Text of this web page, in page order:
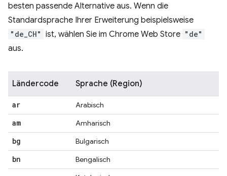
besten passende Alternative aus. Wenn die
Standardsprache Ihrer Erweiterung beispielsweise
"de_CH" ist, wählen Sie im Chrome Web Store "de"
aus.
Ländercode Sprache (Region)
ar Arabisch
am Amharisch
bg Bulgarisch
bn Bengalisch